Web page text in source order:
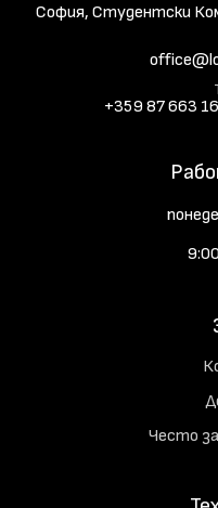
Често
София, Студентски
+359 87 663